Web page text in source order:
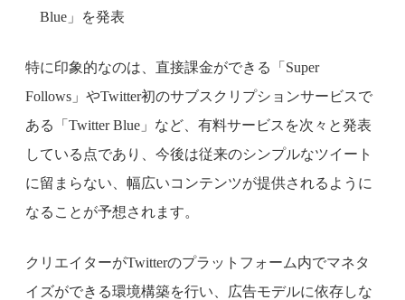
Blue」を発表
特に印象的なのは、直接課金ができる「Super
Follows」やTwitter初のサブスクリプションサービスで
ある「Twitter Blue」など、有料サービスを次々と発表
している点であり、今後は従来のシンプルなツイート
に留まらない、幅広いコンテンツが提供されるように
なることが予想されます。
クリエイターがTwitterのプラットフォーム内でマネタ
イズができる環境構築を行い、広告モデルに依存しな